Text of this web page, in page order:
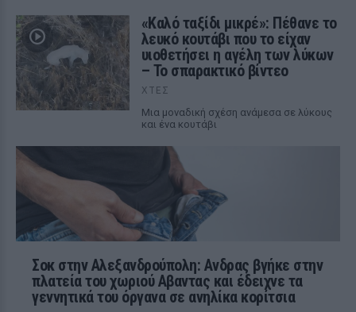
«Καλό ταξίδι μικρέ»: Πέθανε το
λευκό κουτάβι που το είχαν
υιοθετήσει η αγέλη των λύκων
– Το σπαρακτικό βίντεο
ΧΤΕΣ
Μια μοναδική σχέση ανάμεσα σε λύκους
και ένα κουτάβι
Σοκ στην Αλεξανδρούπολη: Ανδρας βγήκε στην
πλατεία του χωριού Αβαντας και έδειχνε τα
γεννητικά του όργανα σε ανηλίκα κορίτσια